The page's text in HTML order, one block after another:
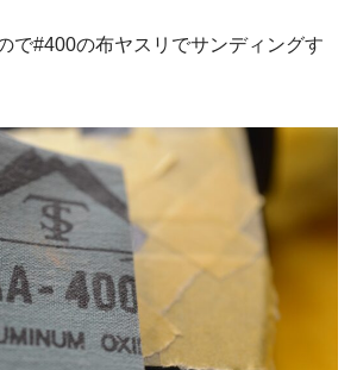
で#400の布ヤスリでサンディングす